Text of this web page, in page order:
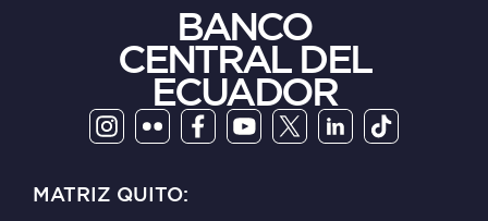
BANCO
CENTRAL DEL
ECUADOR
MATRIZ QUITO: